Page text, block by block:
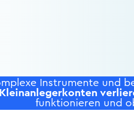
Instrumente und
funktionieren und